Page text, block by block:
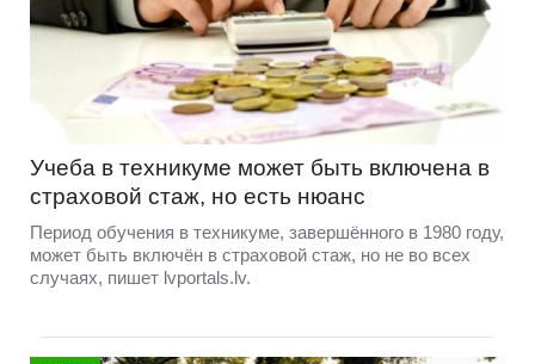
Учеба в техникуме может быть включена в
страховой стаж, но есть нюанс
Период обучения в техникуме, завершённого в 1980 году,
может быть включён в страховой стаж, но не во всех
случаях, пишет lvportals.lv.